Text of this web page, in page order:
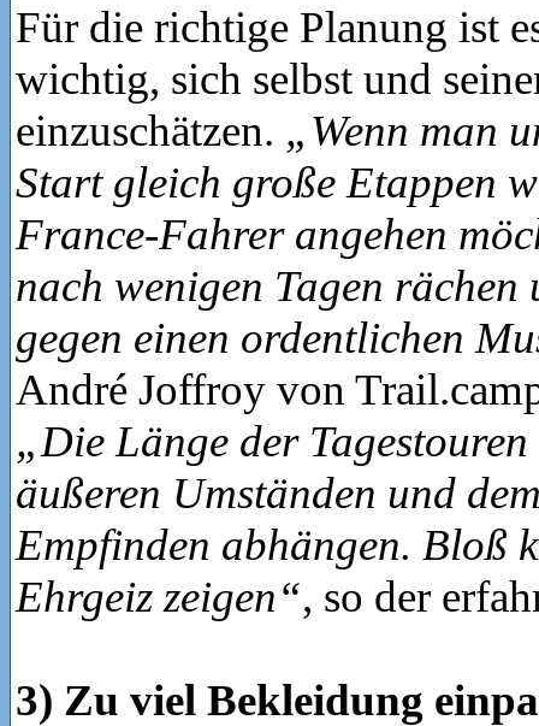
Für die richtige Planung ist
wichtig, sich selbst und
einzuschätzen. „Wenn man
Start gleich große Etappen
France-Fahrer angehen
nach wenigen Tagen rächen
gegen einen ordentlichen
André Joffroy von
„Die Länge der
äußeren Umständen und
Empfinden abhängen. Bloß
Ehrgeiz zeigen“, so der
3) Zu viel Bekleidung